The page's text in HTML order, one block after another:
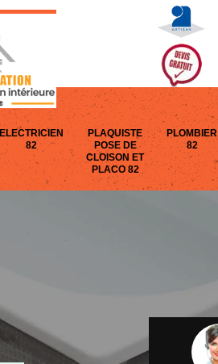
ELECTRICIEN
82
PLAQUISTE
POSE DE
CLOISON ET
PLACO 82
PLOMBIER
82